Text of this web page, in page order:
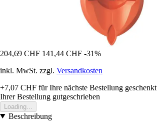
204,69 CHF 141,44 CHF -31%
inkl. MwSt. zzgl. Versandkosten
+7,07 CHF für Ihre nächste Bestellung geschenkt
Ihrer Bestellung gutgeschrieben
Loading...
Beschreibung